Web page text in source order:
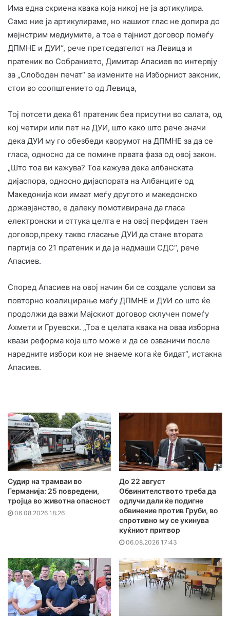
Има една скриена квака која никој не ја артикулира.
Само ние ја артикулираме, но нашиот глас не допира до
мејнстрим медиумите, а тоа е тајниот договор помеѓу
ДПМНЕ и ДУИ“, рече претседателот на Левица и
пратеник во Собранието, Димитар Апасиев во интервју
за „Слободен печат“ за измените на Изборниот законик,
стои во соопштението од Левица,
Тој потсети дека 61 пратеник беа присутни во салата, од
кој четири или пет на ДУИ, што како што рече значи
дека ДУИ му го обезбеди кворумот на ДПМНЕ за да се
гласа, односно да се помине првата фаза од овој закон.
„Што тоа ви кажува? Тоа кажува дека албанската
дијаспора, односно дијаспората на Албанците од
Македонија кои имаат меѓу другото и македонско
државјанство, е далеку помотивирана да гласа
електронски и оттука целта е на овој перфиден таен
договор,преку такво гласање ДУИ да стане втората
партија со 21 пратеник и да ја надмаши СДС“, рече
Апасиев.
Според Апасиев на овој начин би се создале услови за
повторно коалицирање меѓу ДПМНЕ и ДУИ со што ќе
продолжи да важи Мајскиот договор склучен помеѓу
Ахмети и Груевски. „Тоа е целата квака на оваа изборна
квази реформа која што може и да се озваничи после
наредните избори кои не знаеме кога ќе бидат“, истакна
Апасиев.
Судир на трамваи во
Германија: 25 повредени,
тројца во животна опасност
06.08.2026 18:26
До 22 август
Обвинителството треба да
одлучи дали ќе подигне
обвинение против Груби, во
спротивно му се укинува
куќниот притвор
06.08.2026 17:43